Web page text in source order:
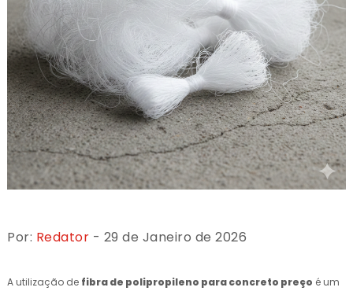
Por: Redator - 29 de Janeiro de 2026
A utilização de fibra de polipropileno para concreto preço é um